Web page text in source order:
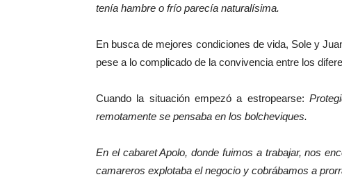
tenía hambre o frío parecía naturalísima.
En busca de mejores condiciones de vida, Sole y
pese a lo complicado de la convivencia entre los
Cuando la situación empezó a estropearse:
remotamente se pensaba en los bolcheviques.
En el cabaret Apolo, donde fuimos a trabajar, nos
camareros explotaba el negocio y cobrábamos a